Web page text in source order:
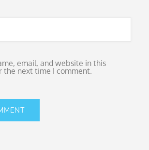
email, and website in this
the next time I comment.